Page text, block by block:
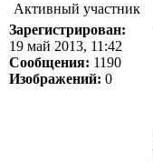
Активный участник
Зарегистрирован:
19 май 2013, 11:42
Сообщения: 1190
Изображений: 0